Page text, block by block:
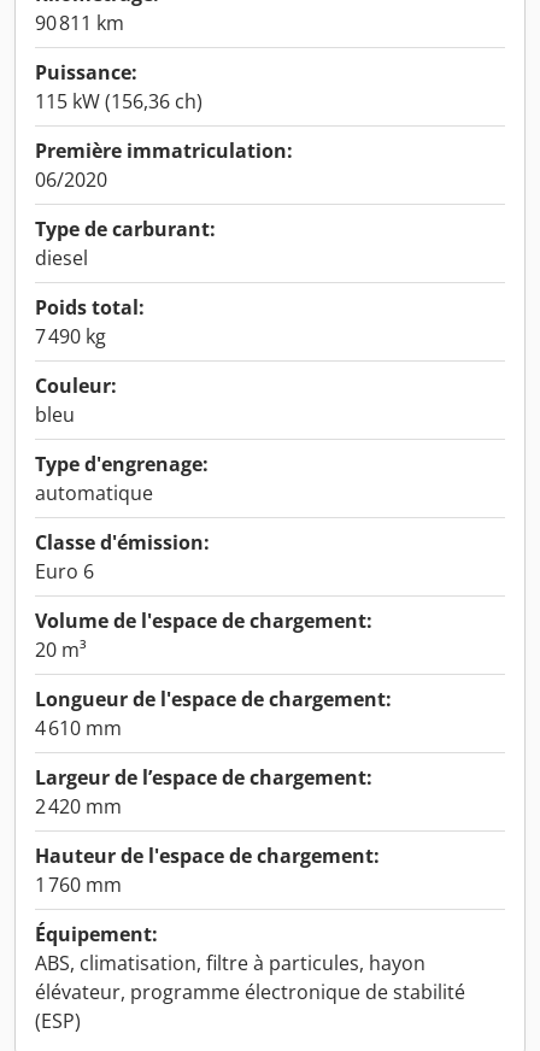
90 811 km
Puissance:
115 kW (156,36 ch)
Première immatriculation:
06/2020
Type de carburant:
diesel
Poids total:
7 490 kg
Couleur:
bleu
Type d'engrenage:
automatique
Classe d'émission:
Euro 6
Volume de l'espace de chargement:
20 m³
Longueur de l'espace de chargement:
4 610 mm
Largeur de l’espace de chargement:
2 420 mm
Hauteur de l'espace de chargement:
1 760 mm
Équipement:
ABS, climatisation, filtre à particules, hayon
élévateur, programme électronique de stabilité
(ESP)